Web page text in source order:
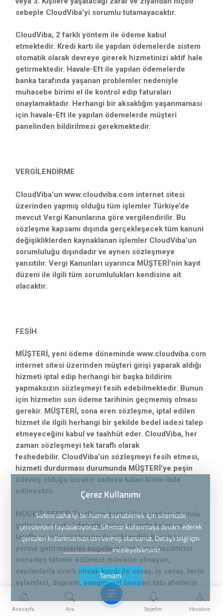
sebeple CloudViba’yi sorumlu tutamayacaktır.
CloudViba, 2 farklı yöntem ile ödeme kabul
etmektedir. Kredi kartı ile yapılan ödemelerde sistem
otomatik olarak devreye girerek hizmetinizi aktif hale
getirmektedir. Havale-Eft ile yapılan ödemelerde
banka tarafında yaşanan problemler nedeniyle
muhasebe birimi el ile kontrol edip faturaları
onaylamaktadır. Herhangi bir aksaklığın yaşanmaması
için havale-Eft ile yapılan ödemelerde müşteri
panelinden bildirilmesi gerekmektedir.
VERGİLENDİRME
CloudViba’un www.cloudviba.com internet sitesi
üzerinden yapmış olduğu tüm işlemler Türkiye’de
mevcut Vergi Kanunlarına göre vergilendirilir. Bu
sözleşme kapsamı dışında gerçekleşecek tüm kanuni
değişikliklerden kaynaklanan işlemler CloudViba’un
sorumluluğu dışındadır ve aynen sözleşmeye
yansıtılır. Vergi Kanunları uyarınca MÜŞTERİ’nin kayıt
düzeni ile ilgili tüm sorumlulukları kendisine ait
olacaktır.
FESİH
MÜŞTERİ, yeni ödeme döneminde www.cloudviba.com
internet sitesi üzerinden müşteri girişi yaparak aldığı
hizmeti iptal edip herhangi bir başka bildirim
yapmaksızın sözleşmeyi fesih edebilmektedir. Bunun
için hizmetin son ödeme tarihinin geçmemiş olması
gerekir. MÜŞTERİ, sona eren sözleşme, iptal edilen
hizmet ile ilgili herhangi bir şekilde bedel iadesi talep
etmeyeceğini kabul ve taahhüt eder. CloudViba, her
zaman sözleşmeyi tek taraflı olarak
feshedebilir. CloudViba’un sözleşmeyi fesih etmesi,
hizmeti durdurması durumunda MÜŞTERİ’ye peşin
ödemiş olduğu ücretin sadece kalan kısmı iade
edilecektir.
MÜCBİR SEBEP Tarafların kontrolü ve iradesi dışında
gelişen ve makul denetim gücü dışında kalan ve
tarafların işbu sözleşme ile yüklendiği borçlarını
yerine getirmelerini engelleyici ve/veya geciktirici
önceden tahmin edilmesi mümkün olmayan,
sayılanlarla sınırlı olmak kaydı ile savaş, iç savaş, terör
eylemleri, deprem, yangın, sel benzeri tabi afetlerin
meydana gelmesi mücbir sebep olarak
değerlendirilecektir. Taraflardan biri, bir mücbir sebep
Anasayfa Ara Menü Sepetim Hesabım
Çerez Kullanımı
Sizlere daha iyi bir hizmet sunabilmek için sitemizde
çerezlerden faydalanıyoruz. Sitemizi kullanmaya devam ederek
çerezleri kullanmamıza izin vermiş olursunuz. Detaylı bilgi için
Çerez Politikamızıinceleyebilirsiniz.
Tamam